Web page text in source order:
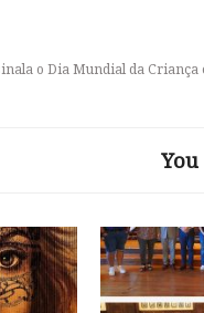
o Dia Mundial da Criança